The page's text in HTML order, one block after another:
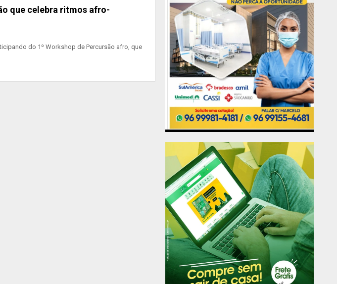
que celebra ritmos afro-
do 1º Workshop de Percursão afro, que